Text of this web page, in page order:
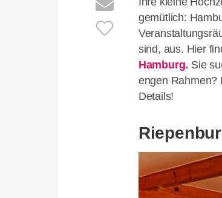
gemütlich:
sind, aus. Hier
Hamburg. Sie
engen Rahmen?
Details!